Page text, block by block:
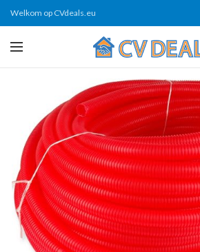
Welkom op CVdeals.eu